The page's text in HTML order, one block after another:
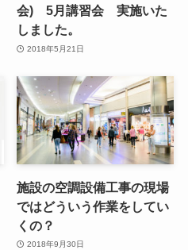
会) 5月講習会 実施いた
しました。
2018年5月21日
施設の空調設備工事の現場
ではどういう作業をしてい
くの？
2018年9月30日